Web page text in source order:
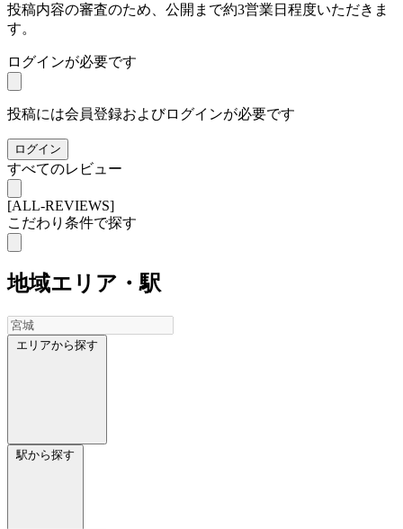
投稿内容の審査のため、公開まで約3営業日程度いただきま
す。
ログインが必要です
投稿には会員登録およびログインが必要です
ログイン
すべてのレビュー
[ALL-REVIEWS]
こだわり条件で探す
地域エリア・駅
エリアから探す
駅から探す